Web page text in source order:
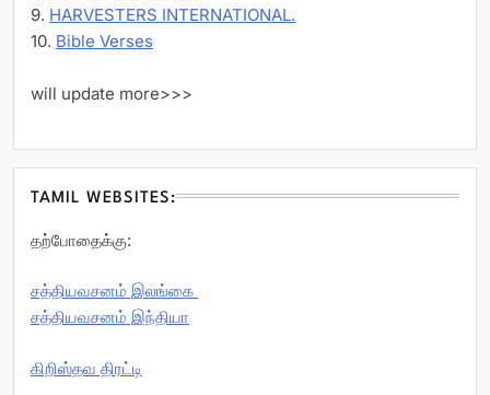
9. HARVESTERS INTERNATIONAL.
10. Bible Verses
will update more>>>
TAMIL WEBSITES:
தற்போதைக்கு:
சத்தியவசனம் இலங்கை
சத்தியவசனம் இந்தியா
கிறிஸ்தவ திரட்டி